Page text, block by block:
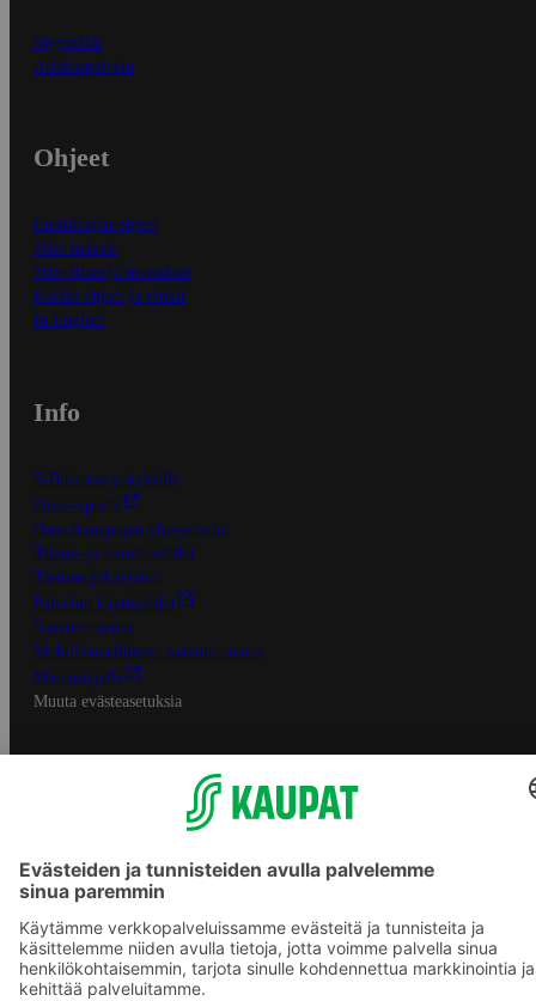
Myymälät
Asiakaspalvelu
Ohjeet
Ensitilaajan ohjeet
Näin maksat
Näin tilaat ja muokkaat
Kaikki ohjeet ja vinkit
In English
Info
S-Business yrityksille
Oiva-raportit
Osuuskauppojen yhteystiedot
Tilaus- ja toimitusehdot
Tietosuojakäytäntö
Palvelun käyttöehdot
Saavutettavuus
Mobiilisovelluksen saavutettavuus
Mainostajalle
Muuta evästeasetuksia
S-ryhmän palvelut
S-ryhmä
Asiakasomistajuus
S-ostoslista -sovellus
Prisma.fi
Sokos.fi